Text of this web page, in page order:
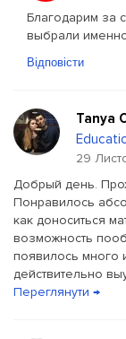
Благодарим за
выбрали
Відповісти
Tanya
29
Добрый день.
Понравилось
как доноситься
возможность
появилось много
действительно
Переглянути →